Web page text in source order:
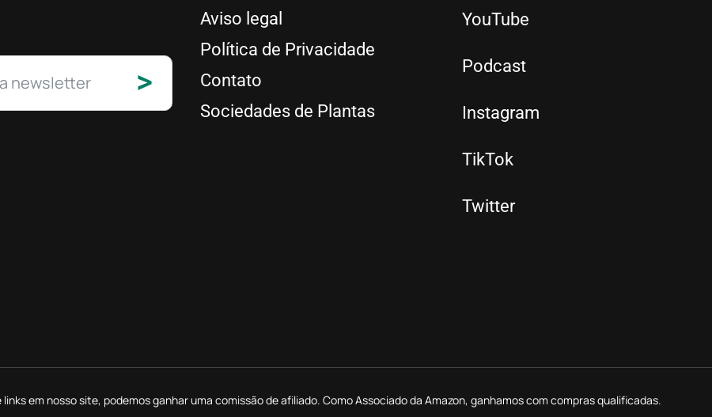
>
Aviso legal
Política de Privacidade
Contato
Sociedades de Plantas
YouTube
Podcast
Instagram
TikTok
Twitter
em nosso site, podemos ganhar uma comissão de afiliado. Como Associado da Amazon, ganhamos com compras qualificadas.